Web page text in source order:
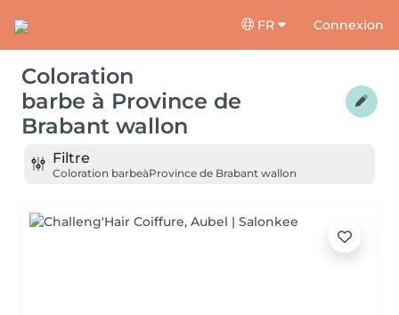
FR Connexion
Coloration
barbe à Province de
Brabant wallon
Filtre
Coloration barbeàProvince de Brabant wallon